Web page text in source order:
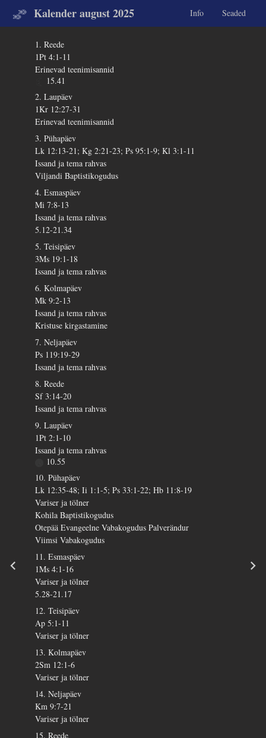
Kalender august 2025 Info Seaded
1. Reede
1Pt 4:1-11
Erinevad teenimisannid
15.41
2. Laupäev
1Kr 12:27-31
Erinevad teenimisannid
3. Pühapäev
Lk 12:13-21; Kg 2:21-23; Ps 95:1-9; Kl 3:1-11
Issand ja tema rahvas
Viljandi Baptistikogudus
4. Esmaspäev
Mi 7:8-13
Issand ja tema rahvas
5.12-21.34
5. Teisipäev
3Ms 19:1-18
Issand ja tema rahvas
6. Kolmapäev
Mk 9:2-13
Issand ja tema rahvas
Kristuse kirgastamine
7. Neljapäev
Ps 119:19-29
Issand ja tema rahvas
8. Reede
Sf 3:14-20
Issand ja tema rahvas
9. Laupäev
1Pt 2:1-10
Issand ja tema rahvas
10.55
10. Pühapäev
Lk 12:35-48; Ii 1:1-5; Ps 33:1-22; Hb 11:8-19
Variser ja tölner
Kohila Baptistikogudus
Otepää Evangeelne Vabakogudus Palverändur
Viimsi Vabakogudus
11. Esmaspäev
1Ms 4:1-16
Variser ja tölner
5.28-21.17
12. Teisipäev
Ap 5:1-11
Variser ja tölner
13. Kolmapäev
2Sm 12:1-6
Variser ja tölner
14. Neljapäev
Km 9:7-21
Variser ja tölner
15. Reede